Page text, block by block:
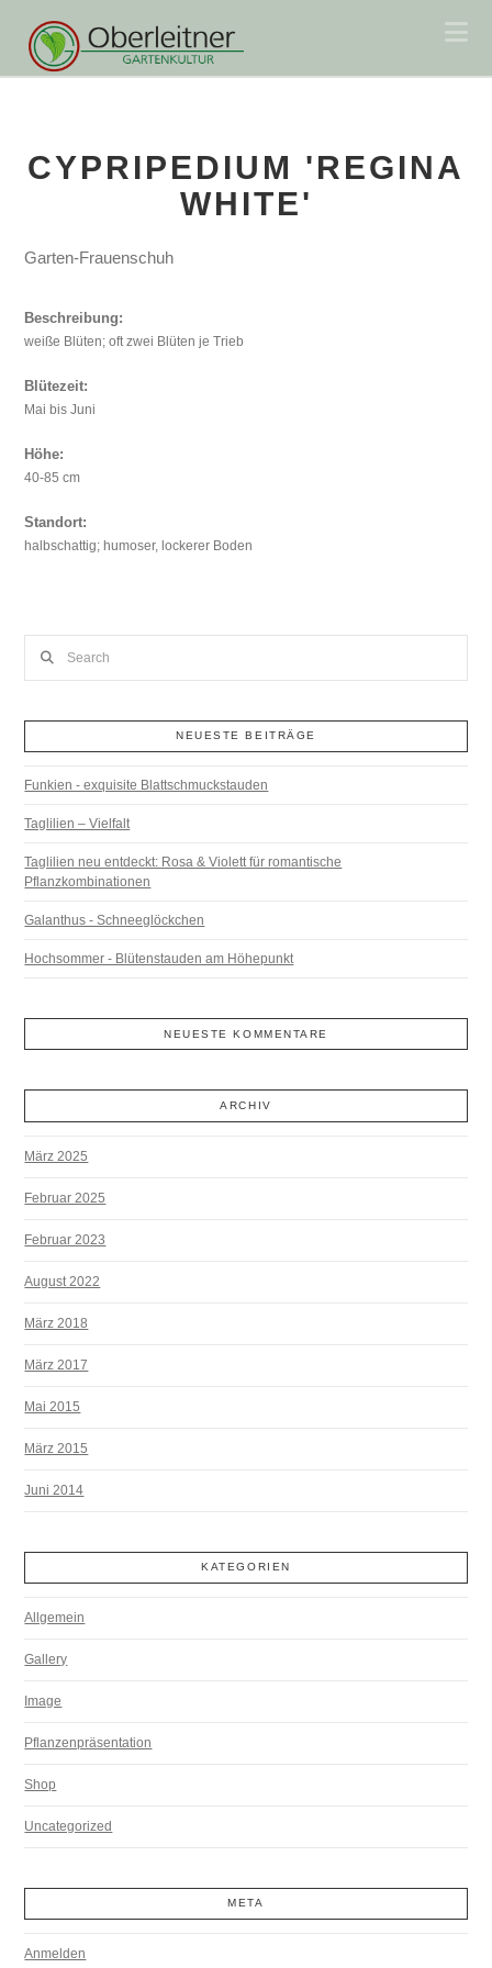
CYPRIPEDIUM 'REGINA
WHITE'
Garten-Frauenschuh
Beschreibung:
weiße Blüten; oft zwei Blüten je Trieb
Blütezeit:
Mai bis Juni
Höhe:
40-85 cm
Standort:
halbschattig; humoser, lockerer Boden
NEUESTE BEITRÄGE
Funkien - exquisite Blattschmuckstauden
Taglilien – Vielfalt
Taglilien neu entdeckt: Rosa & Violett für romantische
Pflanzkombinationen
Galanthus - Schneeglöckchen
Hochsommer - Blütenstauden am Höhepunkt
NEUESTE KOMMENTARE
ARCHIV
März 2025
Februar 2025
Februar 2023
August 2022
März 2018
März 2017
Mai 2015
März 2015
Juni 2014
KATEGORIEN
Allgemein
Gallery
Image
Pflanzenpräsentation
Shop
Uncategorized
META
Anmelden